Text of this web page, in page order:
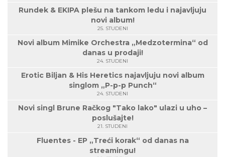
Rundek & EKIPA plešu na tankom ledu i najavljuju
novi album!
25. STUDENI
Novi album Mimike Orchestra „Medzotermina“ od
danas u prodaji!
24. STUDENI
Erotic Biljan & His Heretics najavljuju novi album
singlom „P-p-p Punch“
24. STUDENI
Novi singl Brune Račkog "Tako lako" ulazi u uho –
poslušajte!
21. STUDENI
Fluentes - EP „Treći korak“ od danas na
streamingu!